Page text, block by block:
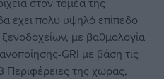
έχει πολύ υψηλό επίπεδο
με βαθμολογία
GRI με βάση τις
Περιφέρειες της χώρας,